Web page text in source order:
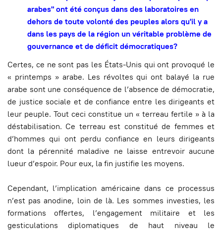
arabes" ont été conçus dans des laboratoires en
dehors de toute volonté des peuples alors qu'il y a
dans les pays de la région un véritable problème de
gouvernance et de déficit démocratiques?
Certes, ce ne sont pas les États-Unis qui ont provoqué le
« printemps » arabe. Les révoltes qui ont balayé la rue
arabe sont une conséquence de l’absence de démocratie,
de justice sociale et de confiance entre les dirigeants et
leur peuple. Tout ceci constitue un « terreau fertile » à la
déstabilisation. Ce terreau est constitué de femmes et
d’hommes qui ont perdu confiance en leurs dirigeants
dont la pérennité maladive ne laisse entrevoir aucune
lueur d’espoir. Pour eux, la fin justifie les moyens.
Cependant, l’implication américaine dans ce processus
n’est pas anodine, loin de là. Les sommes investies, les
formations offertes, l’engagement militaire et les
gesticulations diplomatiques de haut niveau le